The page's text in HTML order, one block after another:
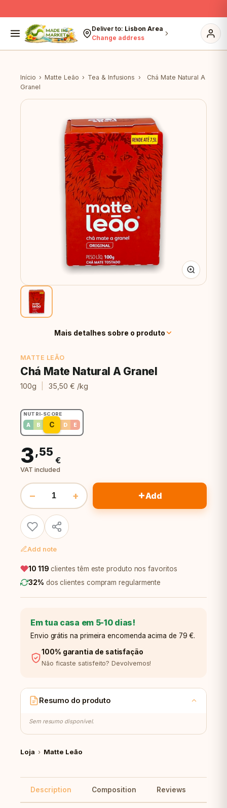
Deliver to: Lisbon Area
Change address
Início › Matte Leão › Tea & Infusions ›
Chá Mate Natural A
Granel
Mais detalhes sobre o produto
MATTE LEÃO
Chá Mate Natural A Granel
100g 35,50 € /kg
NUTRI-SCORE
A B C D E
3,55
€
VAT included
− + +Add
Add note
10 119 clientes têm este produto nos favoritos
32% dos clientes compram regularmente
Em tua casa em 5-10 dias!
Envio grátis na primeira encomenda acima de 79 €.
100% garantia de satisfação
Não ficaste satisfeito? Devolvemos!
Resumo do produto
Sem resumo disponível.
Loja › Matte Leão
Description Composition Reviews